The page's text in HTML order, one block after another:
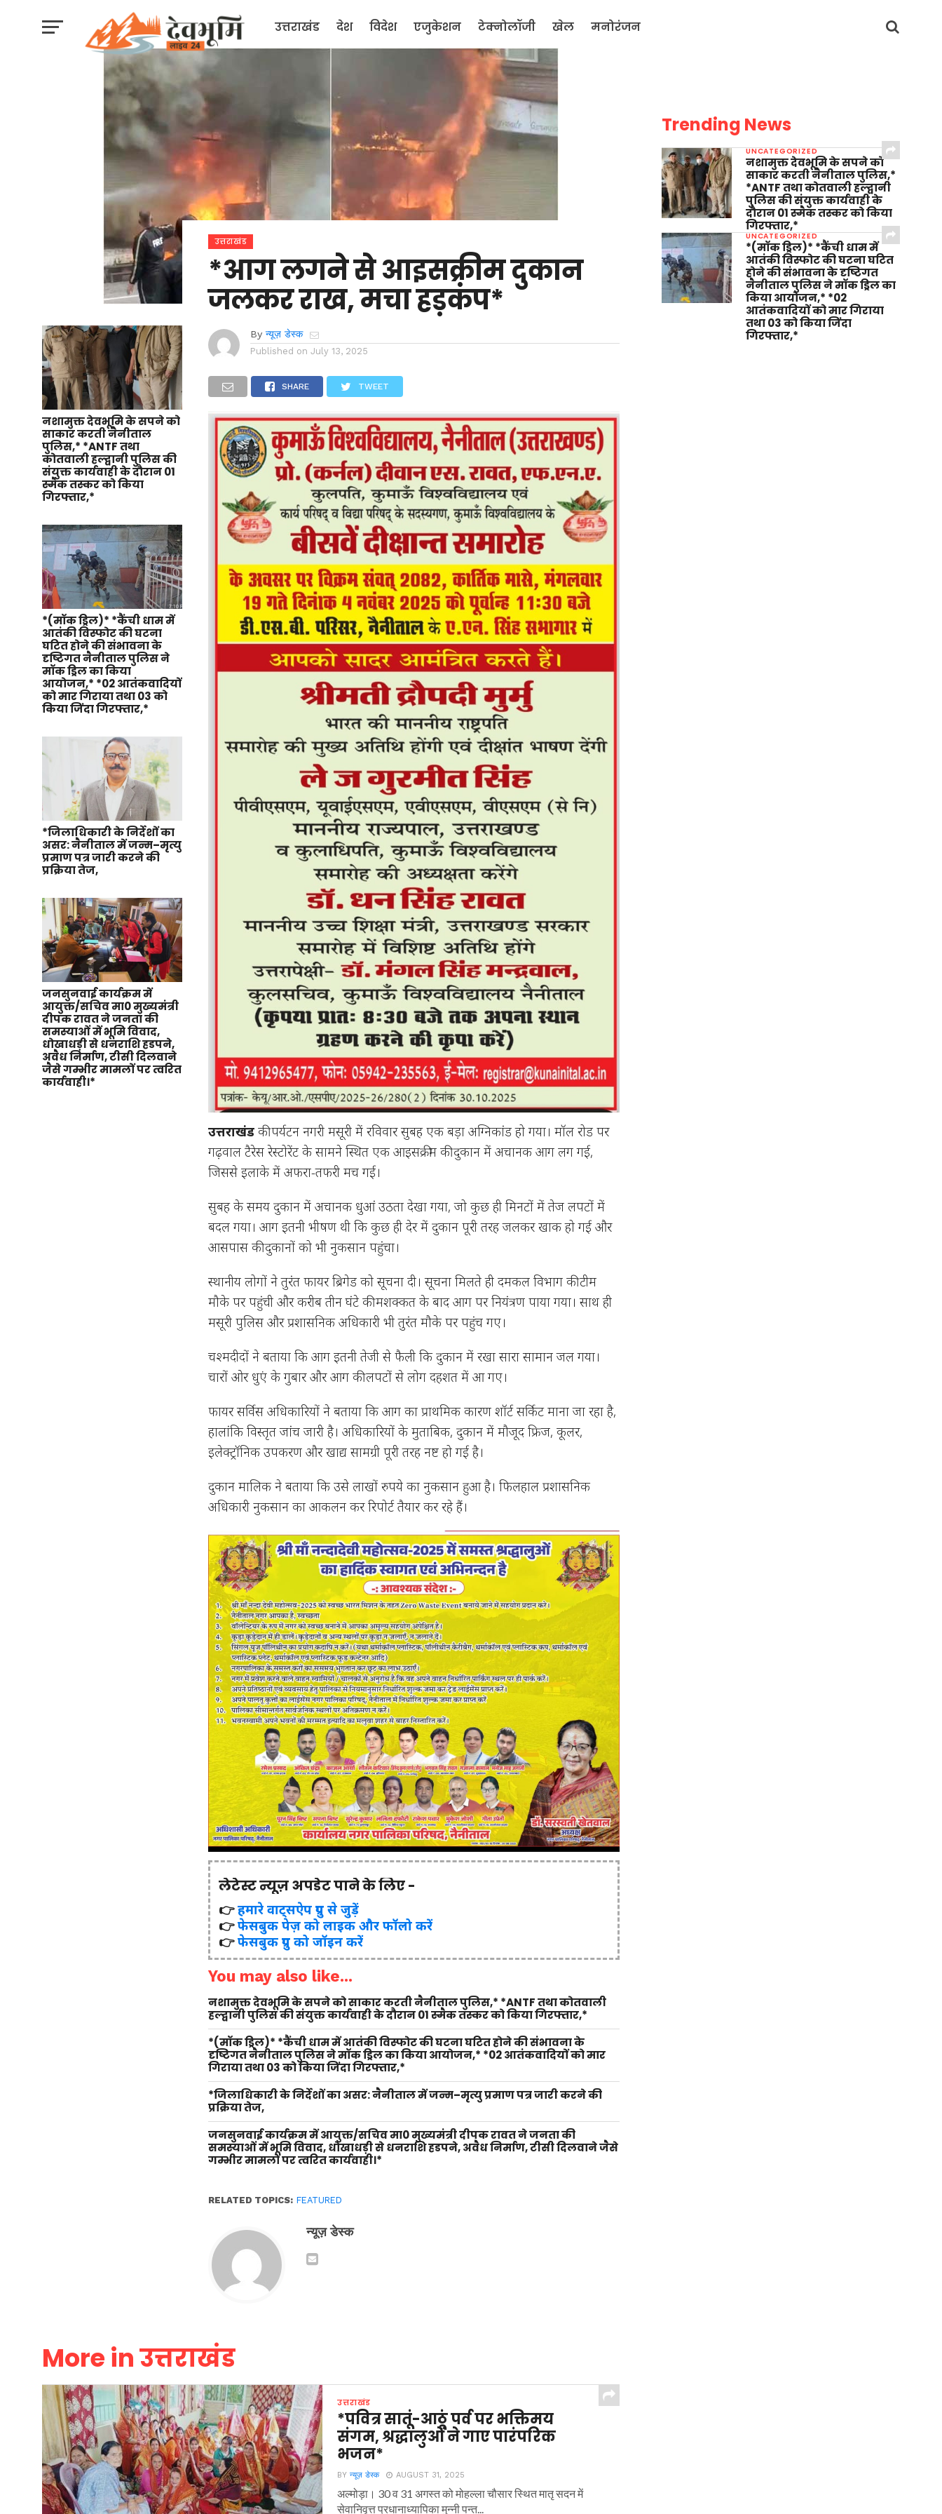
उत्तराखंड देश विदेश एजुकेशन टेक्नोलॉजी खेल मनोरंजन
नशामुक्त देवभूमि के सपने को
साकार करती नैनीताल
पुलिस,* *ANTF तथा
कोतवाली हल्द्वानी पुलिस की
संयुक्त कार्यवाही के दौरान 01
स्मैक तस्कर को किया
गिरफ्तार,*
*(मॉक ड्रिल)* *कैंची धाम में
आतंकी विस्फोट की घटना
घटित होने की संभावना के
दृष्टिगत नैनीताल पुलिस ने
मॉक ड्रिल का किया
आयोजन,* *02 आतंकवादियों
को मार गिराया तथा 03 को
किया जिंदा गिरफ्तार,*
*जिलाधिकारी के निर्देशों का
असर: नैनीताल में जन्म–मृत्यु
प्रमाण पत्र जारी करने की
प्रक्रिया तेज,
जनसुनवाई कार्यक्रम में
आयुक्त/सचिव मा0 मुख्यमंत्री
दीपक रावत ने जनता की
समस्याओं में भूमि विवाद,
धोखाधड़ी से धनराशि हडपने,
अवैध निर्माण, टीसी दिलवाने
जैसे गम्भीर मामलों पर त्वरित
कार्यवाही।*
उत्तराखंड
*आग लगने से आइसक्रीम दुकान
जलकर राख, मचा हड़कंप*
By न्यूज़ डेस्क
Published on July 13, 2025
SHARE TWEET
उत्तराखंड की पर्यटन नगरी मसूरी में रविवार सुबह एक बड़ा अग्निकांड हो गया। मॉल रोड पर
गढ़वाल टैरेस रेस्टोरेंट के सामने स्थित एक आइसक्रीम की दुकान में अचानक आग लग गई,
जिससे इलाके में अफरा-तफरी मच गई।
सुबह के समय दुकान में अचानक धुआं उठता देखा गया, जो कुछ ही मिनटों में तेज लपटों में
बदल गया। आग इतनी भीषण थी कि कुछ ही देर में दुकान पूरी तरह जलकर खाक हो गई और
आसपास की दुकानों को भी नुकसान पहुंचा।
स्थानीय लोगों ने तुरंत फायर ब्रिगेड को सूचना दी। सूचना मिलते ही दमकल विभाग की टीम
मौके पर पहुंची और करीब तीन घंटे की मशक्कत के बाद आग पर नियंत्रण पाया गया। साथ ही
मसूरी पुलिस और प्रशासनिक अधिकारी भी तुरंत मौके पर पहुंच गए।
चश्मदीदों ने बताया कि आग इतनी तेजी से फैली कि दुकान में रखा सारा सामान जल गया।
चारों ओर धुएं के गुबार और आग की लपटों से लोग दहशत में आ गए।
फायर सर्विस अधिकारियों ने बताया कि आग का प्राथमिक कारण शॉर्ट सर्किट माना जा रहा है,
हालांकि विस्तृत जांच जारी है। अधिकारियों के मुताबिक, दुकान में मौजूद फ्रिज, कूलर,
इलेक्ट्रॉनिक उपकरण और खाद्य सामग्री पूरी तरह नष्ट हो गई है।
दुकान मालिक ने बताया कि उसे लाखों रुपये का नुकसान हुआ है। फिलहाल प्रशासनिक
अधिकारी नुकसान का आकलन कर रिपोर्ट तैयार कर रहे हैं।
लेटेस्ट न्यूज़ अपडेट पाने के लिए -
👉हमारे वाट्सऐप ग्रुप से जुड़ें
👉फेसबुक पेज़ को लाइक और फॉलो करें
👉फेसबुक ग्रुप को जॉइन करें
You may also like...
नशामुक्त देवभूमि के सपने को साकार करती नैनीताल पुलिस,* *ANTF तथा कोतवाली
हल्द्वानी पुलिस की संयुक्त कार्यवाही के दौरान 01 स्मैक तस्कर को किया गिरफ्तार,*
*(मॉक ड्रिल)* *कैंची धाम में आतंकी विस्फोट की घटना घटित होने की संभावना के
दृष्टिगत नैनीताल पुलिस ने मॉक ड्रिल का किया आयोजन,* *02 आतंकवादियों को मार
गिराया तथा 03 को किया जिंदा गिरफ्तार,*
*जिलाधिकारी के निर्देशों का असर: नैनीताल में जन्म–मृत्यु प्रमाण पत्र जारी करने की
प्रक्रिया तेज,
जनसुनवाई कार्यक्रम में आयुक्त/सचिव मा0 मुख्यमंत्री दीपक रावत ने जनता की
समस्याओं में भूमि विवाद, धोखाधड़ी से धनराशि हडपने, अवैध निर्माण, टीसी दिलवाने जैसे
गम्भीर मामलों पर त्वरित कार्यवाही।*
RELATED TOPICS: FEATURED
न्यूज़ डेस्क
More in उत्तराखंड
उत्तराखंड
*पवित्र सातूं-आठूं पर्व पर भक्तिमय
संगम, श्रद्धालुओं ने गाए पारंपरिक
भजन*
BYन्यूज़ डेस्क AUGUST 31, 2025
अल्मोड़ा। 30 व 31 अगस्त को मोहल्ला चौसार स्थित मातृ सदन में
सेवानिवृत्त प्रधानाध्यापिका मुन्नी पन्त...
Trending News
UNCATEGORIZED
नशामुक्त देवभूमि के सपने को
साकार करती नैनीताल पुलिस,*
*ANTF तथा कोतवाली हल्द्वानी
पुलिस की संयुक्त कार्यवाही के
दौरान 01 स्मैक तस्कर को किया
गिरफ्तार,*
UNCATEGORIZED
*(मॉक ड्रिल)* *कैंची धाम में
आतंकी विस्फोट की घटना घटित
होने की संभावना के दृष्टिगत
नैनीताल पुलिस ने मॉक ड्रिल का
किया आयोजन,* *02
आतंकवादियों को मार गिराया
तथा 03 को किया जिंदा
गिरफ्तार,*